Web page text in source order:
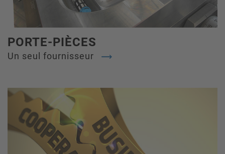
PORTE-PIÈCES
Un seul fournisseur